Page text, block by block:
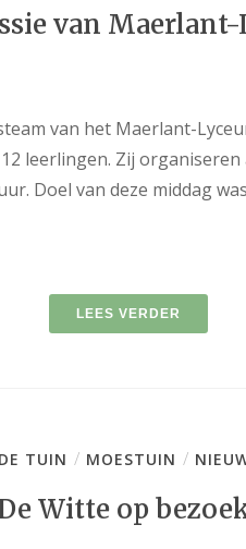
van
van het Maerlant-
leerlingen. Zij
Doel van deze middag
LEES VERDER
DE TUIN / MOESTUIN /
Witte op